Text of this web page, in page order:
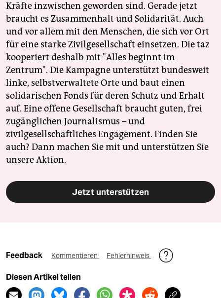
Kräfte inzwischen geworden sind. Gerade jetzt
braucht es Zusammenhalt und Solidarität. Auch
und vor allem mit den Menschen, die sich vor Ort
für eine starke Zivilgesellschaft einsetzen. Die taz
kooperiert deshalb mit "Alles beginnt im
Zentrum". Die Kampagne unterstützt bundesweit
linke, selbstverwaltete Orte und baut einen
solidarischen Fonds für deren Schutz und Erhalt
auf. Eine offene Gesellschaft braucht guten, frei
zugänglichen Journalismus – und
zivilgesellschaftliches Engagement. Finden Sie
auch? Dann machen Sie mit und unterstützen Sie
unsere Aktion.
Jetzt unterstützen
Feedback Kommentieren Fehlerhinweis
Diesen Artikel teilen